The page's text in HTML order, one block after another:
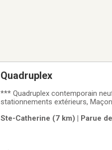
Quadruplex
*** Quadruplex contemporain
stationnements extérieurs,
intérieure! Très bon
Ste-Catherine (7 km) | Parue